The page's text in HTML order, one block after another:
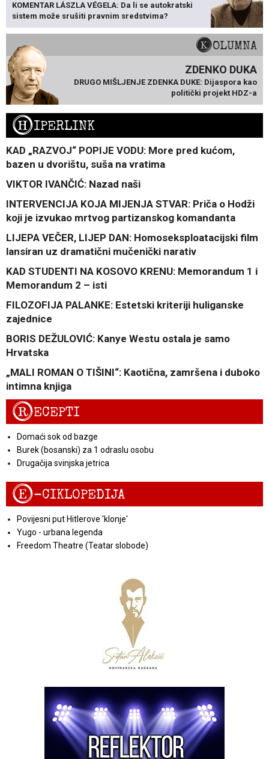
KOMENTAR LÁSZLA VÉGELA: Da li se autokratski
sistem može srušiti pravnim sredstvima?
KOLUMNA
ZDENKO DUKA
DRUGO MIŠLJENJE ZDENKA DUKE: Dijaspora kao
politički projekt HDZ-a
HIPERLINK
KAD „RAZVOJ“ POPIJE VODU: More pred kućom,
bazen u dvorištu, suša na vratima
VIKTOR IVANČIĆ: Nazad naši
INTERVENCIJA KOJA MIJENJA STVAR: Priča o Hodži
koji je izvukao mrtvog partizanskog komandanta
LIJEPA VEČER, LIJEP DAN: Homoseksploatacijski film
lansiran uz dramatični mučenički narativ
KAD STUDENTI NA KOSOVO KRENU: Memorandum 1 i
Memorandum 2 – isti
FILOZOFIJA PALANKE: Estetski kriteriji huliganske
zajednice
BORIS DEŽULOVIĆ: Kanye Westu ostala je samo
Hrvatska
„MALI ROMAN O TIŠINI“: Kaotična, zamršena i duboko
intimna knjiga
RECEPTI
Domaći sok od bazge
Burek (bosanski) za 1 odraslu osobu
Drugačija svinjska jetrica
E-CIKLOPEDIJA
Povijesni put Hitlerove 'klonje'
Yugo - urbana legenda
Freedom Theatre (Teatar slobode)